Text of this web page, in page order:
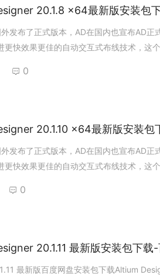
signer 20.1.8 x64最新版安装包
外发布了正式版本 ， AD在国内也宣布AD正
更快效果更佳的自动交互式布线技术 ， 这个
0
signer 20.1.10 x64最新版安装包
外发布了正式版本 ， AD在国内也宣布AD正
更快效果更佳的自动交互式布线技术 ， 这个
0
signer 20.1.11 最新版安装包下载-
1.11 最新版百度网盘安装包下载Altium Desi